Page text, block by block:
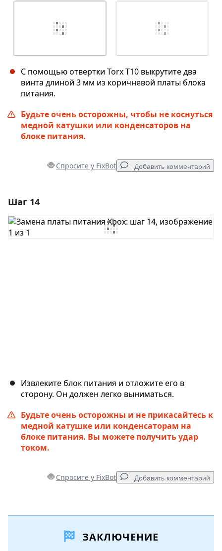
С помощью отвертки Torx T10 выкрутите два
винта длиной 3 мм из коричневой платы блока
питания.
Будьте очень осторожны, чтобы не коснуться
медной катушки или конденсаторов на
блоке питания.
Спросите у FixBot Добавить комментарий
Добавить комментарий
Шаг 14
Извлеките блок питания и отложите его в
сторону. Он должен легко выниматься.
Будьте очень осторожны и не прикасайтесь к
медной катушке или конденсаторам на
блоке питания. Вы можете получить удар
током.
Спросите у FixBot Добавить комментарий
Добавить комментарий
ЗАКЛЮЧЕНИЕ